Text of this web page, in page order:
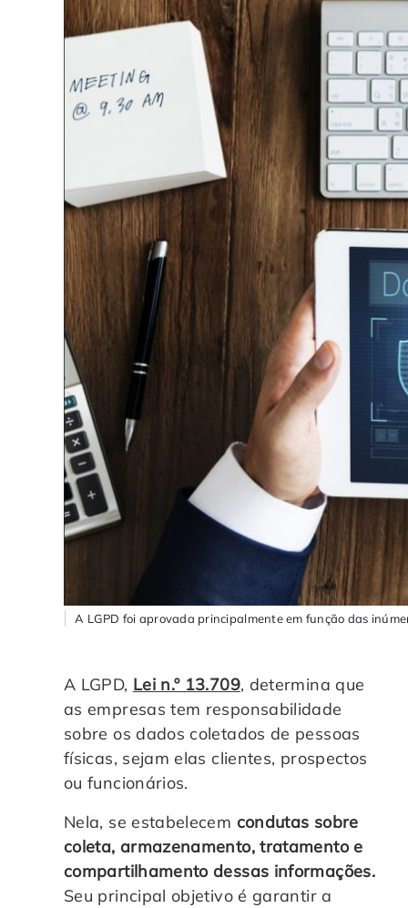
A LGPD foi aprovada principalmente em função das
A LGPD, Lei n.º 13.709, determina que
as empresas tem responsabilidade
sobre os dados coletados de pessoas
físicas, sejam elas clientes, prospectos
ou funcionários.
Nela, se estabelecem condutas sobre
coleta, armazenamento, tratamento e
compartilhamento dessas informações.
Seu principal objetivo é garantir a